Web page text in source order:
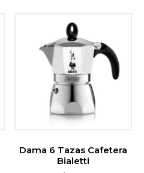
Dama 6 Tazas Cafetera
Bialetti